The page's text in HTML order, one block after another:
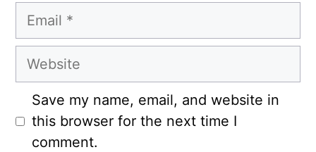
Email
Website
Save my name, email, and website in
this browser for the next time I
comment.